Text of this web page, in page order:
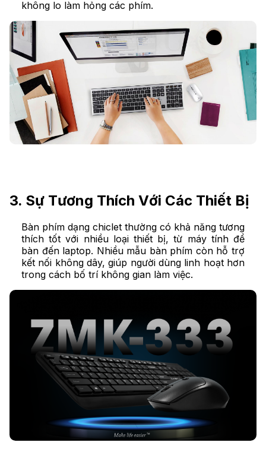
không lo làm hỏng các phím.
3. Sự Tương Thích Với Các Thiết Bị
Bàn phím dạng chiclet thường có khả năng tương
thích tốt với nhiều loại thiết bị, từ máy tính để
bàn đến laptop. Nhiều mẫu bàn phím còn hỗ trợ
kết nối không dây, giúp người dùng linh hoạt hơn
trong cách bố trí không gian làm việc.